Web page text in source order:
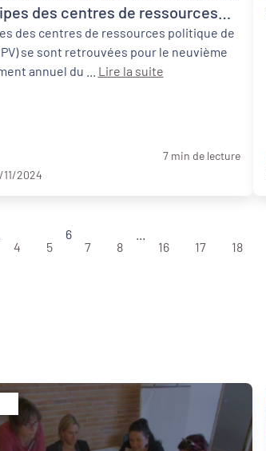
des centres de ressources
de la ville
des centres de ressources politique de
se sont retrouvées pour le neuvième
Lire la suite
7 min de lecture
11/2024
4
5
6
7
8
16
17 18